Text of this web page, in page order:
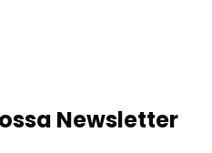
Newsletter